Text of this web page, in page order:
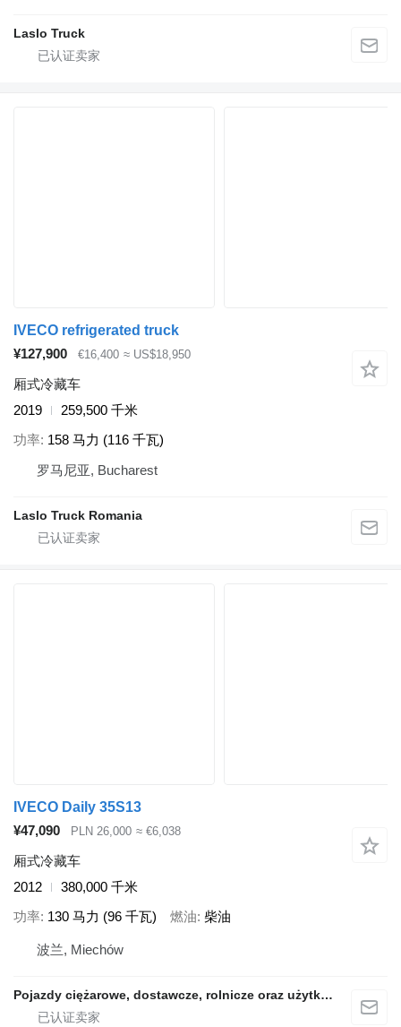
Laslo Truck
IVECO refrigerated truck
¥127,900
€16,400 ≈ US$18,950
厢式冷藏车
2019
259,500 千米
功率 158 马力 (116 千瓦)
罗马尼亚, Bucharest
Laslo Truck Romania
IVECO Daily 35S13
¥47,090
PLN 26,000 ≈ €6,038
厢式冷藏车
2012
380,000 千米
功率 130 马力 (96 千瓦) 燃油 柴油
波兰, Miechów
Pojazdy ciężarowe, dostawcze, rolnicze oraz użytkowe